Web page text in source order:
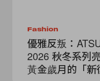
Fashion
優雅反叛：
2026 秋冬系列
黃金歲月的「新